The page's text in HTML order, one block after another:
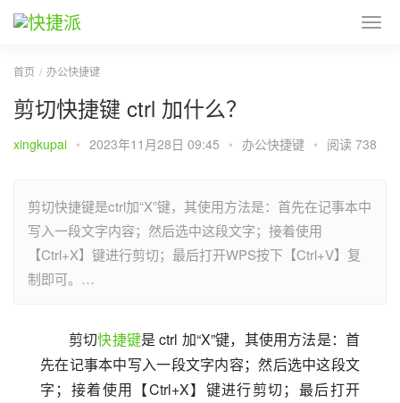
首页 办公快捷键
剪切快捷键 ctrl 加什么？
xingkupai • 2023年11月28日 09:45 • 办公快捷键 • 阅读 738
剪切快捷键是ctrl加“X”键，其使用方法是：首先在记事本中
写入一段文字内容；然后选中这段文字；接着使用
【Ctrl+X】键进行剪切；最后打开WPS按下【Ctrl+V】复
制即可。…
剪切快捷键是 ctrl 加“X”键，其使用方法是：首
先在记事本中写入一段文字内容；然后选中这段文
字；接着使用【Ctrl+X】键进行剪切；最后打开